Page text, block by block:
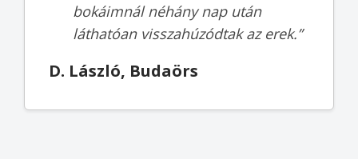
bokáimnál néhány nap után
láthatóan visszahúzódtak az erek.”
D. László, Budaörs